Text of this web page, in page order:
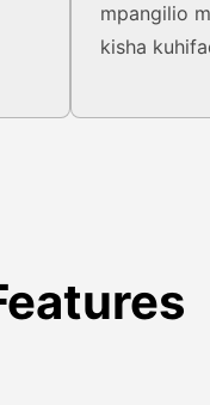
mpangilio
kisha